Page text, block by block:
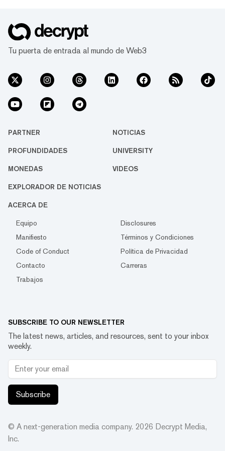
Tu puerta de entrada al mundo de Web3
PARTNER NOTICIAS
PROFUNDIDADES UNIVERSITY
MONEDAS VIDEOS
EXPLORADOR DE NOTICIAS
ACERCA DE
Equipo
Disclosures
Manifiesto
Términos y Condiciones
Code of Conduct
Política de Privacidad
Contacto
Carreras
Trabajos
SUBSCRIBE TO OUR NEWSLETTER
The latest news, articles, and resources, sent to your inbox
weekly.
Subscribe
© A next-generation media company. 2026 Decrypt Media,
Inc.